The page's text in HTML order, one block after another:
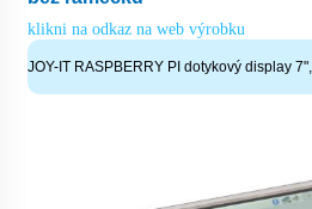
klikni na odkaz na web výrobku
JOY-IT RASPBERRY PI dotykový display